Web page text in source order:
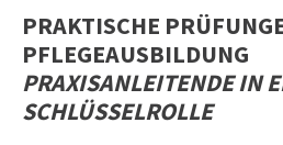
PRAKTISCHE
PFLEGEAUSBILDUNG
PRAXISANLEITENDE IN
SCHLÜSSELROLLE